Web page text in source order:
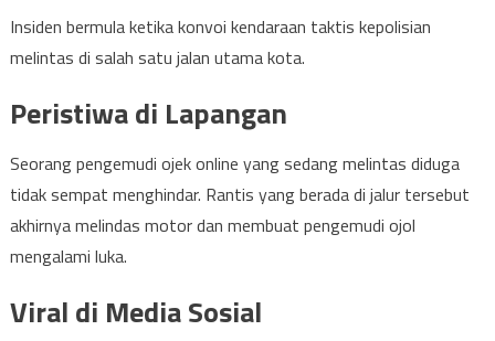
Insiden bermula ketika konvoi kendaraan taktis kepolisian
melintas di salah satu jalan utama kota.
Peristiwa di Lapangan
Seorang pengemudi ojek online yang sedang melintas diduga
tidak sempat menghindar. Rantis yang berada di jalur tersebut
akhirnya melindas motor dan membuat pengemudi ojol
mengalami luka.
Viral di Media Sosial